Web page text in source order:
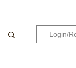
Login/